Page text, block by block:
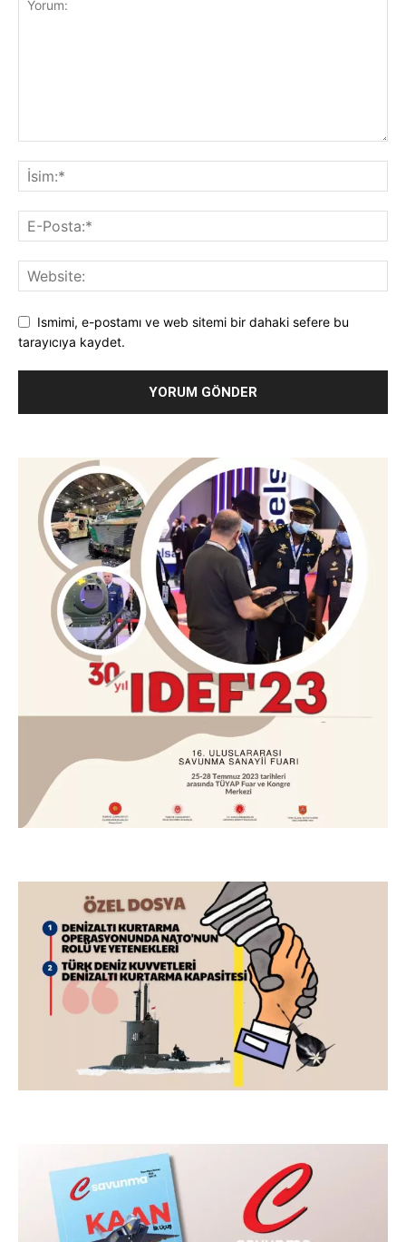
Ismimi, e-postamı ve web sitemi bir dahaki sefere bu
tarayıcıya kaydet.